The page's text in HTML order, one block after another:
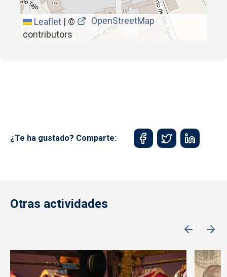
Leaflet | ©
OpenStreetMap
contributors
¿Te ha gustado? Comparte:
Otras actividades